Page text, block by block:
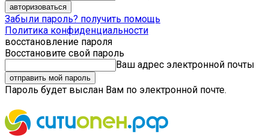
Забыли пароль? получить помощь
Политика конфиденциальности
восстановление пароля
Восстановите свой пароль
Ваш адрес электронной почты
Пароль будет выслан Вам по электронной почте.